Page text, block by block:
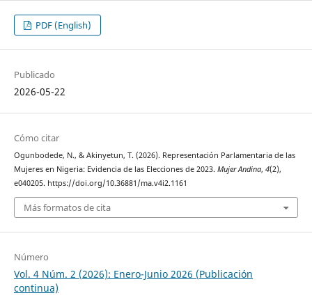
PDF (English)
Publicado
2026-05-22
Cómo citar
Ogunbodede, N., & Akinyetun, T. (2026). Representación Parlamentaria de las
Mujeres en Nigeria: Evidencia de las Elecciones de 2023. Mujer Andina, 4(2),
e040205. https://doi.org/10.36881/ma.v4i2.1161
Más formatos de cita
Número
Vol. 4 Núm. 2 (2026): Enero-Junio 2026 (Publicación
continua)